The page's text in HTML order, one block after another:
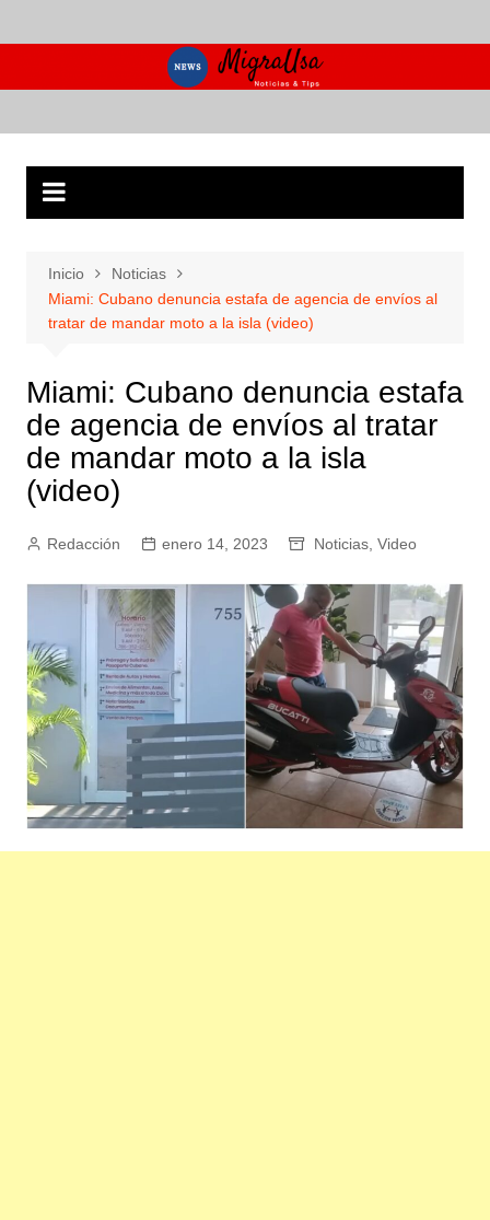
al
Inicio
Noticias
Miami: Cubano denuncia estafa de agencia de envíos al
tratar de mandar moto a la isla (video)
Miami: Cubano denuncia estafa
de agencia de envíos al tratar
de mandar moto a la isla
(video)
Redacción enero 14, 2023 Noticias, Video